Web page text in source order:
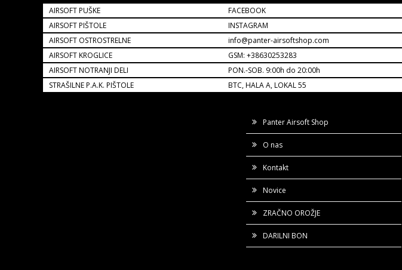
AIRSOFT PUŠKE
AIRSOFT PIŠTOLE
AIRSOFT OSTROSTRELNE
AIRSOFT KROGLICE
AIRSOFT NOTRANJI DELI
STRAŠILNE P.A.K. PIŠTOLE
FACEBOOK
INSTAGRAM
info@panter-airsoftshop.com
GSM: +38630253283
PON.-SOB. 9:00h do 20:00h
BTC, HALA A, LOKAL 55
Panter Airsoft Shop
O nas
Kontakt
Novice
ZRAČNO OROŽJE
DARILNI BON